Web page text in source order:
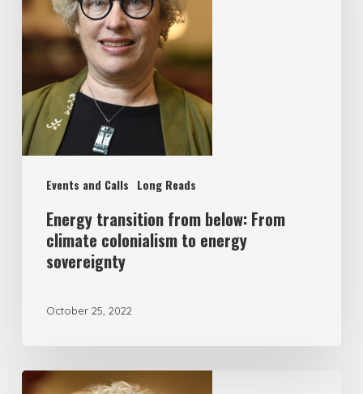
Events and Calls Long Reads
Energy transition from below: From
climate colonialism to energy
sovereignty
October 25, 2022